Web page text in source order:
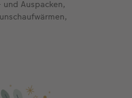
und Auspacken,